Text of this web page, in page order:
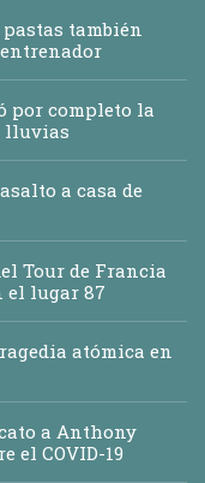
también
por completo la
lluvias
a casa de
Tour de Francia
el lugar 87
atómica en
a Anthony
el COVID-19